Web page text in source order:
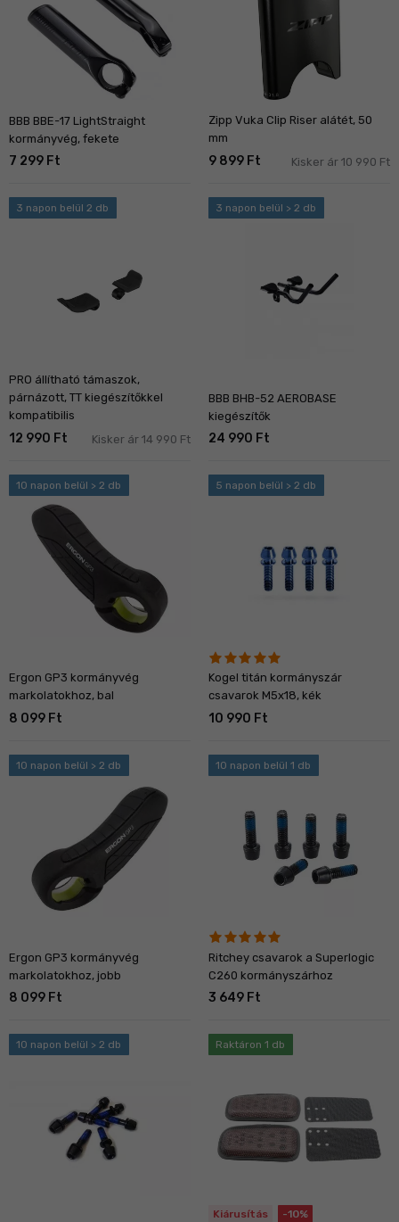
BBB BBE-17 LightStraight
kormányvég, fekete
7 299 Ft
Zipp Vuka Clip Riser alátét, 50
mm
9 899 Ft Kisker ár 10 990 Ft
3 napon belül 2 db
PRO állítható támaszok,
párnázott, TT kiegészítőkkel
kompatibilis
12 990 Ft Kisker ár 14 990 Ft
3 napon belül > 2 db
BBB BHB-52 AEROBASE
kiegészítők
24 990 Ft
10 napon belül > 2 db
Ergon GP3 kormányvég
markolatokhoz, bal
8 099 Ft
5 napon belül > 2 db
Kogel titán kormányszár
csavarok M5x18, kék
10 990 Ft
10 napon belül > 2 db
Ergon GP3 kormányvég
markolatokhoz, jobb
8 099 Ft
10 napon belül 1 db
Ritchey csavarok a Superlogic
C260 kormányszárhoz
3 649 Ft
10 napon belül > 2 db Raktáron 1 db
Kiárusítás -10%